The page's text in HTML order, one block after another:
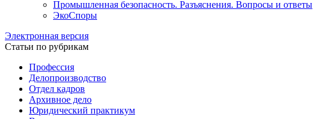
Промышленная безопасность. Разъяснения. Вопросы и ответы
ЭкоСпоры
Электронная версия
Статьи по рубрикам
Профессия
Делопроизводство
Отдел кадров
Архивное дело
Юридический практикум